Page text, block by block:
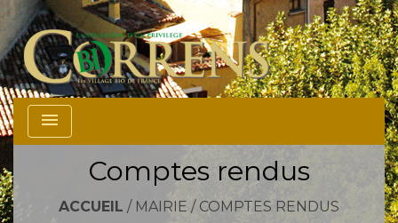
menu
Comptes rendus
ACCUEIL / MAIRIE /COMPTES RENDUS